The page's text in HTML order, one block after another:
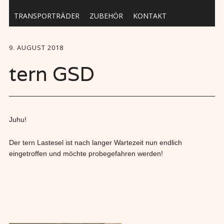
TRANSPORTRÄDER ZUBEHÖR KONTAKT
9. AUGUST 2018
tern GSD
Juhu!
Der tern Lastesel ist nach langer Wartezeit nun endlich
eingetroffen und möchte probegefahren werden!